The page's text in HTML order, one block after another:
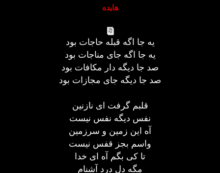
هایده
یه جا اگه قبله حاجات بود
یه جا اگه جای مناجات بود
صد جا دیگه دار مکافات بود
صد جا دیگه جای مجازات بود
قلبم گرفت ای نازنین
نفس دیگه نفس نیست
آه این زمین و سرزمین
واسم بجز قفس نیست
تا کی بگم آه ای خدا
مگه دل درد آشنام